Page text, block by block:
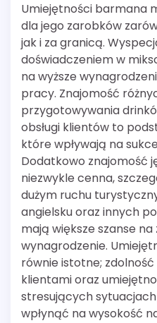
Umiejętności barmana
dla jego zarobków
jak i za granicą.
doświadczeniem w
na wyższe
pracy. Znajomość
przygotowywania
obsługi klientów to
które wpływają na
Dodatkowo znajomość
niezwykle cenna,
dużym ruchu
angielsku oraz innych
mają większe szanse
wynagrodzenie.
równie istotne;
klientami oraz
stresujących
wpłynąć na wysokość